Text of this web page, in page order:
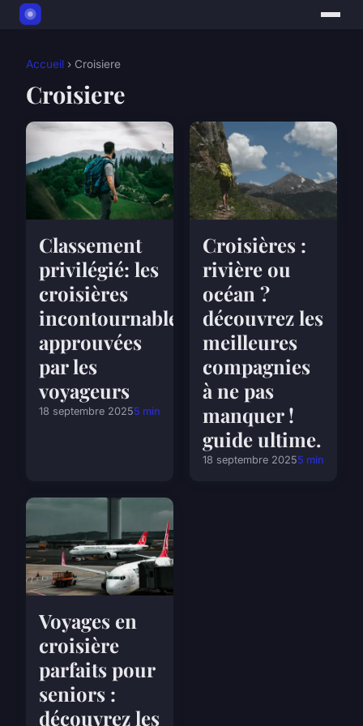
Accueil › Croisiere
Croisiere
Classement
privilégié: les
croisières
incontournables
approuvées
par les
voyageurs
18 septembre 20255 min
Croisières :
rivière ou
océan ?
découvrez les
meilleures
compagnies
à ne pas
manquer !
guide ultime.
18 septembre 20255 min
Voyages en
croisière
parfaits pour
seniors :
découvrez les